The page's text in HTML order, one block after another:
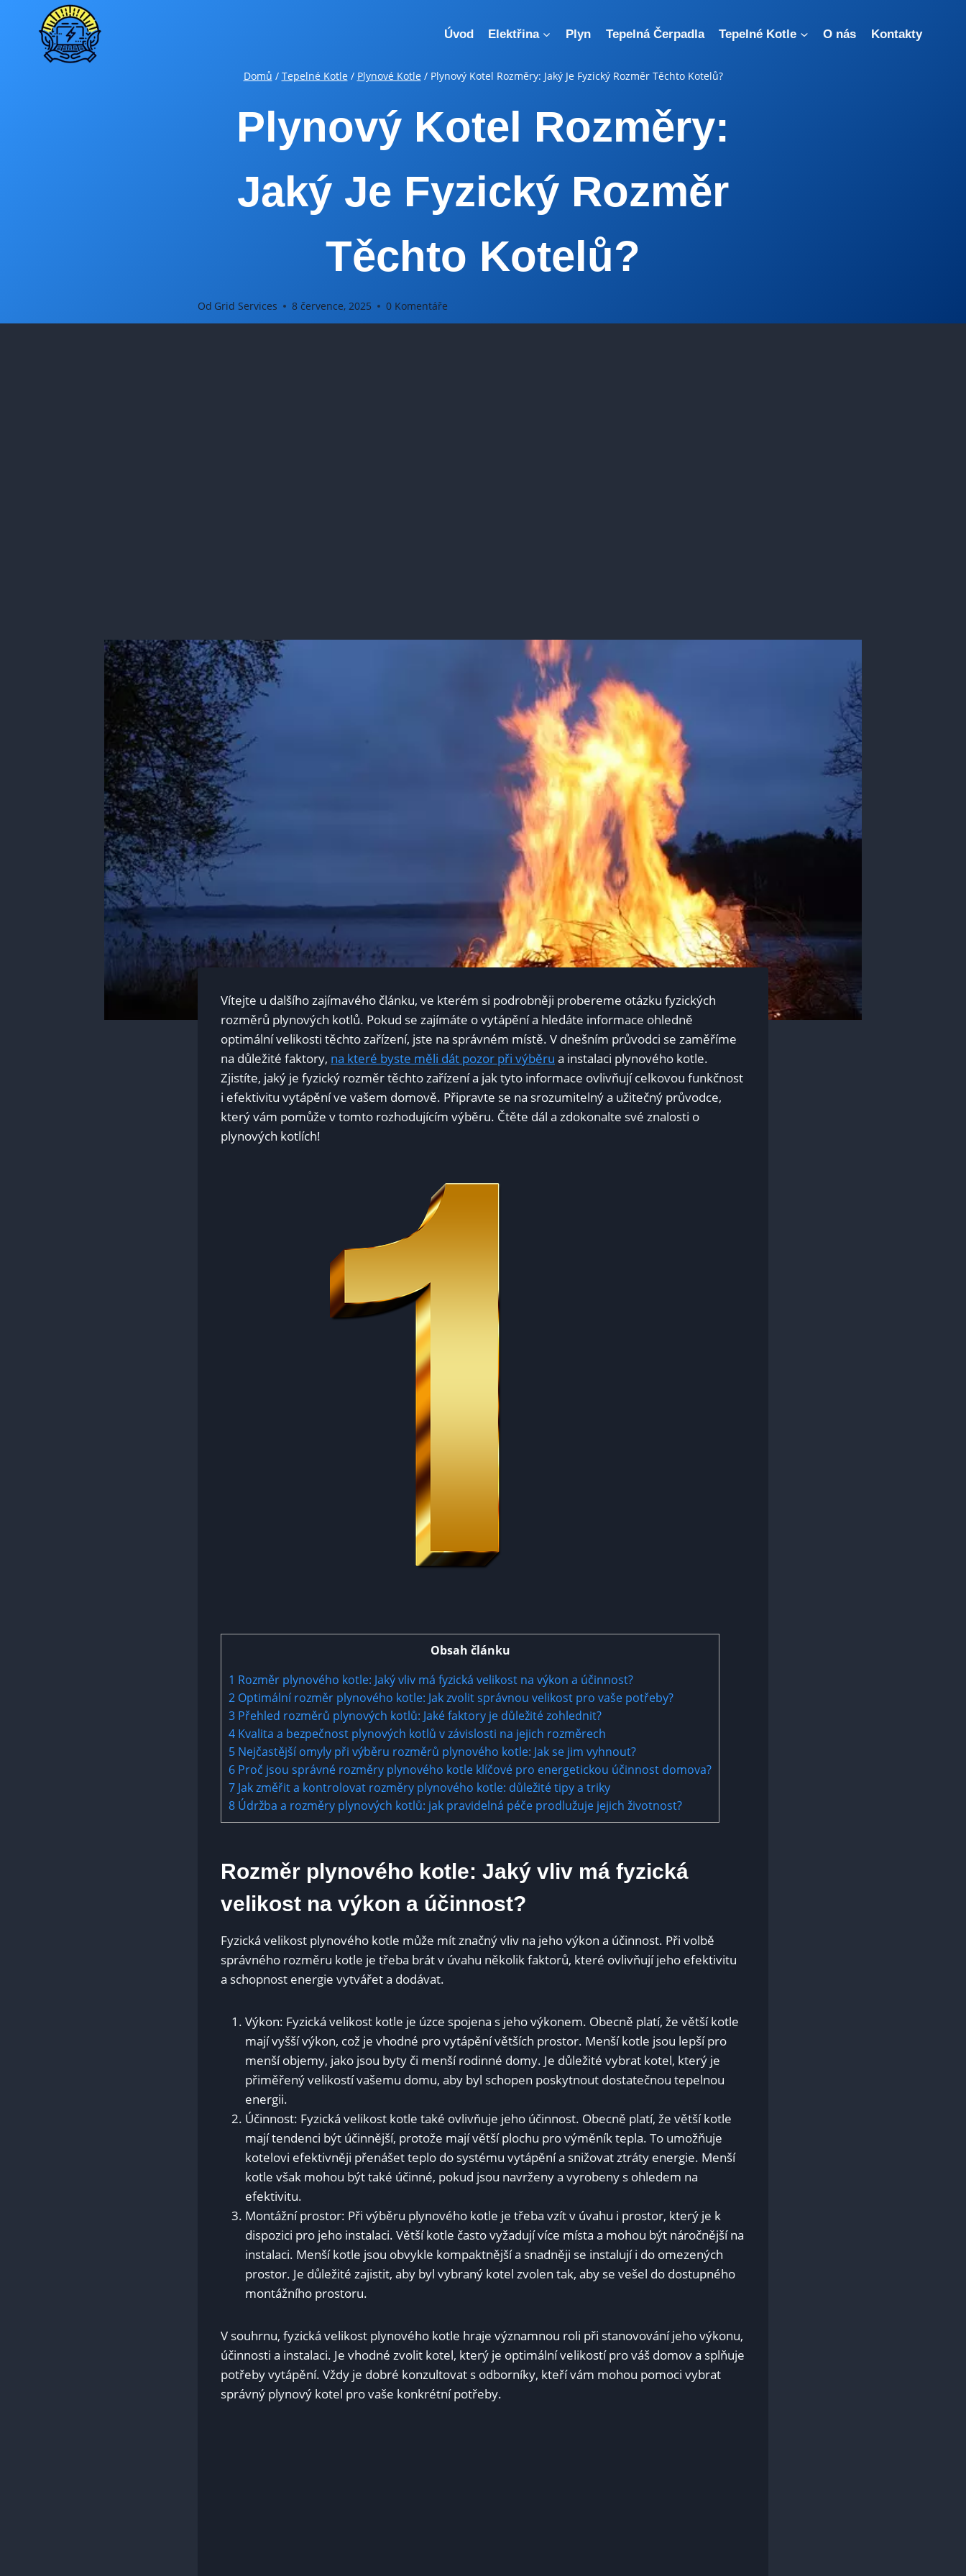
Přeskočit
Úvod Elektřina Plyn Tepelná Čerpadla Tepelné Kotle O nás Kontakty
Domů / Tepelné Kotle / Plynové Kotle / Plynový Kotel Rozměry: Jaký Je Fyzický Rozměr Těchto Kotelů?
Plynový Kotel Rozměry:
Jaký Je Fyzický Rozměr
Těchto Kotelů?
Od Grid Services 8 července, 2025 0 Komentáře
Vítejte u dalšího zajímavého článku, ve kterém si podrobněji probereme otázku fyzických
rozměrů plynových kotlů. Pokud se zajímáte o vytápění a hledáte informace ohledně
optimální velikosti těchto zařízení, jste na správném místě. V dnešním průvodci se zaměříme
na důležité faktory, na které byste měli dát pozor při výběru a instalaci plynového kotle.
Zjistíte, jaký je fyzický rozměr těchto zařízení a jak tyto informace ovlivňují celkovou funkčnost
i efektivitu vytápění ve vašem domově. Připravte se na srozumitelný a užitečný průvodce,
který vám pomůže v tomto rozhodujícím výběru. Čtěte dál a zdokonalte své znalosti o
plynových kotlích!
Obsah článku
1 Rozměr plynového kotle: Jaký vliv má fyzická velikost na výkon a účinnost?
2 Optimální rozměr plynového kotle: Jak zvolit správnou velikost pro vaše potřeby?
3 Přehled rozměrů plynových kotlů: Jaké faktory je důležité zohlednit?
4 Kvalita a bezpečnost plynových kotlů v závislosti na jejich rozměrech
5 Nejčastější omyly při výběru rozměrů plynového kotle: Jak se jim vyhnout?
6 Proč jsou správné rozměry plynového kotle klíčové pro energetickou účinnost domova?
7 Jak změřit a kontrolovat rozměry plynového kotle: důležité tipy a triky
8 Údržba a rozměry plynových kotlů: jak pravidelná péče prodlužuje jejich životnost?
Rozměr plynového kotle: Jaký vliv má fyzická
velikost na výkon a účinnost?
Fyzická velikost plynového kotle může mít značný vliv na jeho výkon a účinnost. Při volbě
správného rozměru kotle je třeba brát v úvahu několik faktorů, které ovlivňují jeho efektivitu
a schopnost energie vytvářet a dodávat.
Výkon: Fyzická velikost kotle je úzce spojena s jeho výkonem. Obecně platí, že větší kotle
mají vyšší výkon, což je vhodné pro vytápění větších prostor. Menší kotle jsou lepší pro
menší objemy, jako jsou byty či menší rodinné domy. Je důležité vybrat kotel, který je
přiměřený velikostí vašemu domu, aby byl schopen poskytnout dostatečnou tepelnou
energii.
Účinnost: Fyzická velikost kotle také ovlivňuje jeho účinnost. Obecně platí, že větší kotle
mají tendenci být účinnější, protože mají větší plochu pro výměník tepla. To umožňuje
kotelovi efektivněji přenášet teplo do systému vytápění a snižovat ztráty energie. Menší
kotle však mohou být také účinné, pokud jsou navrženy a vyrobeny s ohledem na
efektivitu.
Montážní prostor: Při výběru plynového kotle je třeba vzít v úvahu i prostor, který je k
dispozici pro jeho instalaci. Větší kotle často vyžadují více místa a mohou být náročnější na
instalaci. Menší kotle jsou obvykle kompaktnější a snadněji se instalují i do omezených
prostor. Je důležité zajistit, aby byl vybraný kotel zvolen tak, aby se vešel do dostupného
montážního prostoru.
V souhrnu, fyzická velikost plynového kotle hraje významnou roli při stanovování jeho výkonu,
účinnosti a instalaci. Je vhodné zvolit kotel, který je optimální velikostí pro váš domov a splňuje
potřeby vytápění. Vždy je dobré konzultovat s odborníky, kteří vám mohou pomoci vybrat
správný plynový kotel pro vaše konkrétní potřeby.